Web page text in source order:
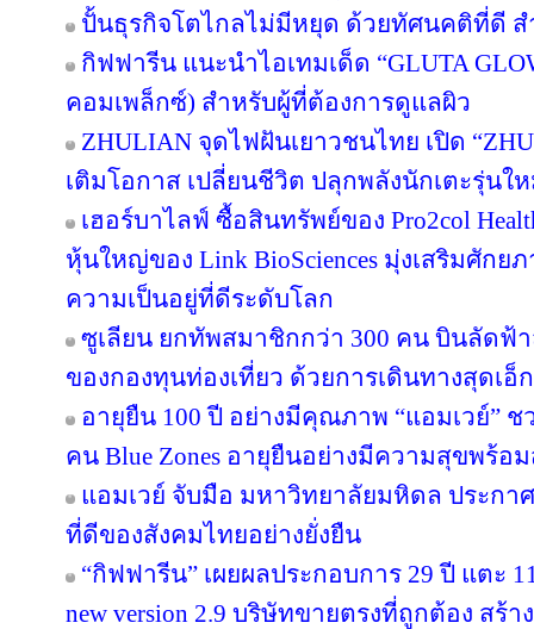
ปั้นธุรกิจโตไกลไม่มีหยุด ด้วยทัศนคติที่ดี ส
กิฟฟารีน แนะนำไอเทมเด็ด “GLUTA
คอมเพล็กซ์) สำหรับผู้ที่ต้องการดูแลผิว
ZHULIAN จุดไฟฝันเยาวชนไทย เปิด
เติมโอกาส เปลี่ยนชีวิต ปลุกพลังนักเตะรุ่น
เฮอร์บาไลฟ์ ซื้อสินทรัพย์ของ Pro2col
หุ้นใหญ่ของ Link BioSciences มุ่งเสริมศัก
ความเป็นอยู่ที่ดีระดับโลก
ซูเลียน ยกทัพสมาชิกกว่า 300 คน บินลัดฟ้
ของกองทุนท่องเที่ยว ด้วยการเดินทางสุดเ
อายุยืน 100 ปี อย่างมีคุณภาพ “แอมเวย์” ช
คน Blue Zones อายุยืนอย่างมีความสุขพร้อ
แอมเวย์ จับมือ มหาวิทยาลัยมหิดล ประกา
ที่ดีของสังคมไทยอย่างยั่งยืน
“กิฟฟารีน” เผยผลประกอบการ 29 ปี แตะ
new version 2.9 บริษัทขายตรงที่ถูกต้อง สร้